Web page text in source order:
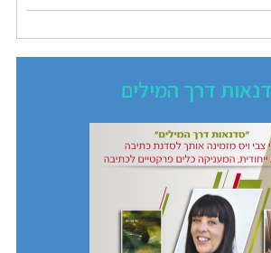
דרך המילים